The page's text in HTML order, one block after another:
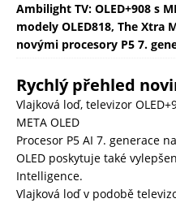
Ambilight TV: OLED+908 s
modely OLED818, The Xtra
novými procesory P5 7.
Rychlý přehled
Vlajková loď, televizor
META OLED
Procesor P5 AI 7. generace
OLED poskytuje také
Intelligence.
Vlajková loď v podobě